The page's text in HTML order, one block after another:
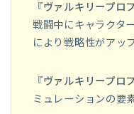
『ヴァルキリープロ
戦闘中にキャラクタ
により戦略性がアップ
『ヴァルキリープロ
ミュレーションの要